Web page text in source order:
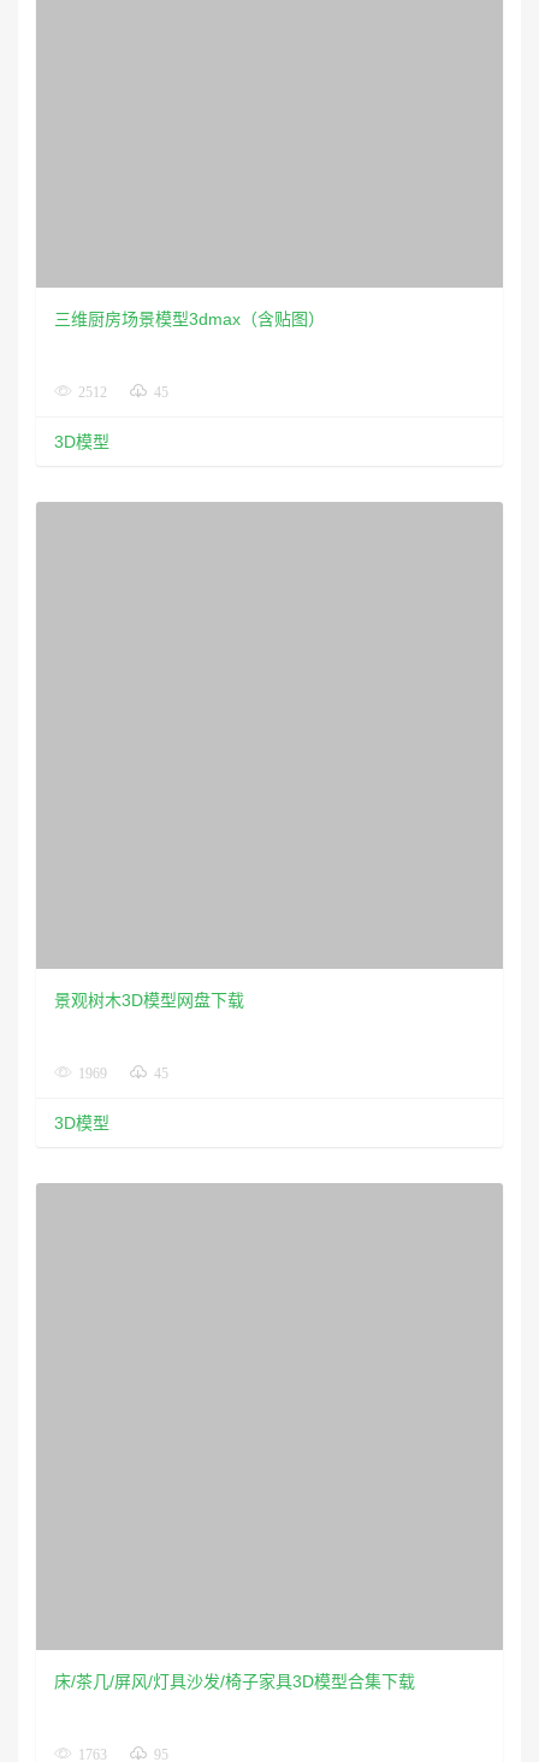
三维厨房场景模型3dmax（含贴图）
2512 45
3D模型
景观树木3D模型网盘下载
1969 45
3D模型
床/茶几/屏风/灯具沙发/椅子家具3D模型合集下载
1763 95